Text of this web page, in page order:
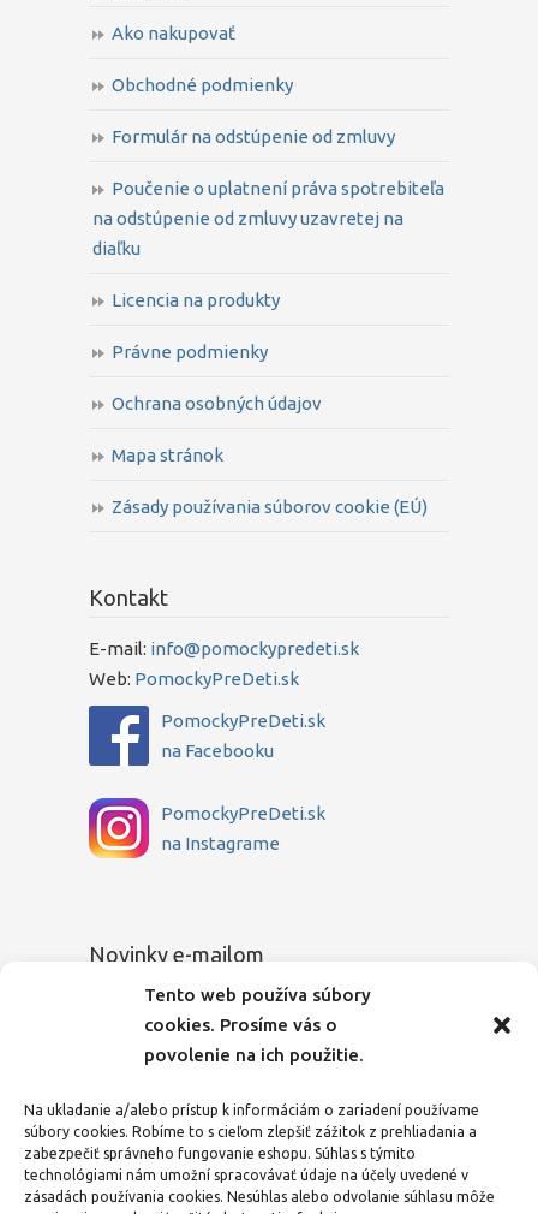
Tento web používa súbory
cookies. Prosíme vás o
povolenie na ich použitie.
Na ukladanie a/alebo prístup k informáciám o zariadení používame
súbory cookies. Robíme to s cieľom zlepšiť zážitok z prehliadania a
zabezpečiť správneho fungovanie eshopu. Súhlas s týmito
technológiami nám umožní spracovávať údaje na účely uvedené v
zásadách používania cookies. Nesúhlas alebo odvolanie súhlasu môže
Ako nakupovať
Obchodné podmienky
Formulár na odstúpenie od zmluvy
Poučenie o uplatnení práva spotrebiteľa
na odstúpenie od zmluvy uzavretej na
diaľku
Licencia na produkty
Právne podmienky
Ochrana osobných údajov
Mapa stránok
Zásady používania súborov cookie (EÚ)
Kontakt
E-mail: info@pomockypredeti.sk
Web: PomockyPreDeti.sk
PomockyPreDeti.sk
na Facebooku
PomockyPreDeti.sk
na Instagrame
Novinky e-mailom
Chcete sa dozvedieť o novinkách medzi
prvými? Zadajte Vašu e-mailovú adresu a
my Vás budeme o všetkom pravidelne
E-mailová adresa